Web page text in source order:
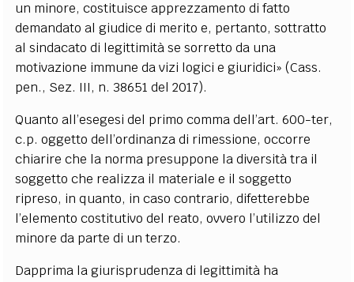
un minore, costituisce apprezzamento di fatto
demandato al giudice di merito e, pertanto, sottratto
al sindacato di legittimità se sorretto da una
motivazione immune da vizi logici e giuridici» (Cass.
pen., Sez. III, n. 38651 del 2017).
Quanto all’esegesi del primo comma dell’art. 600-ter,
c.p. oggetto dell’ordinanza di rimessione, occorre
chiarire che la norma presuppone la diversità tra il
soggetto che realizza il materiale e il soggetto
ripreso, in quanto, in caso contrario, difetterebbe
l’elemento costitutivo del reato, ovvero l’utilizzo del
minore da parte di un terzo.
Dapprima la giurisprudenza di legittimità ha